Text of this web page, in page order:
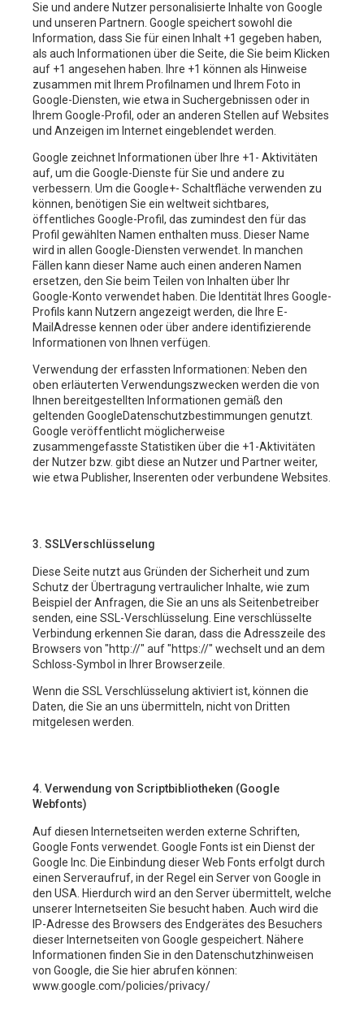
Sie und andere Nutzer personalisierte Inhalte von Google
und unseren Partnern. Google speichert sowohl die
Information, dass Sie für einen Inhalt +1 gegeben haben,
als auch Informationen über die Seite, die Sie beim Klicken
auf +1 angesehen haben. Ihre +1 können als Hinweise
zusammen mit Ihrem Profilnamen und Ihrem Foto in
Google-Diensten, wie etwa in Suchergebnissen oder in
Ihrem Google-Profil, oder an anderen Stellen auf Websites
und Anzeigen im Internet eingeblendet werden.
Google zeichnet Informationen über Ihre +1- Aktivitäten
auf, um die Google-Dienste für Sie und andere zu
verbessern. Um die Google+- Schaltfläche verwenden zu
können, benötigen Sie ein weltweit sichtbares,
öffentliches Google-Profil, das zumindest den für das
Profil gewählten Namen enthalten muss. Dieser Name
wird in allen Google-Diensten verwendet. In manchen
Fällen kann dieser Name auch einen anderen Namen
ersetzen, den Sie beim Teilen von Inhalten über Ihr
Google-Konto verwendet haben. Die Identität Ihres Google-
Profils kann Nutzern angezeigt werden, die Ihre E-
MailAdresse kennen oder über andere identifizierende
Informationen von Ihnen verfügen.
Verwendung der erfassten Informationen: Neben den
oben erläuterten Verwendungszwecken werden die von
Ihnen bereitgestellten Informationen gemäß den
geltenden GoogleDatenschutzbestimmungen genutzt.
Google veröffentlicht möglicherweise
zusammengefasste Statistiken über die +1-Aktivitäten
der Nutzer bzw. gibt diese an Nutzer und Partner weiter,
wie etwa Publisher, Inserenten oder verbundene Websites.
3. SSLVerschlüsselung
Diese Seite nutzt aus Gründen der Sicherheit und zum
Schutz der Übertragung vertraulicher Inhalte, wie zum
Beispiel der Anfragen, die Sie an uns als Seitenbetreiber
senden, eine SSL-Verschlüsselung. Eine verschlüsselte
Verbindung erkennen Sie daran, dass die Adresszeile des
Browsers von "http://" auf "https://" wechselt und an dem
Schloss-Symbol in Ihrer Browserzeile.
Wenn die SSL Verschlüsselung aktiviert ist, können die
Daten, die Sie an uns übermitteln, nicht von Dritten
mitgelesen werden.
4. Verwendung von Scriptbibliotheken (Google
Webfonts)
Auf diesen Internetseiten werden externe Schriften,
Google Fonts verwendet. Google Fonts ist ein Dienst der
Google Inc. Die Einbindung dieser Web Fonts erfolgt durch
einen Serveraufruf, in der Regel ein Server von Google in
den USA. Hierdurch wird an den Server übermittelt, welche
unserer Internetseiten Sie besucht haben. Auch wird die
IP-Adresse des Browsers des Endgerätes des Besuchers
dieser Internetseiten von Google gespeichert. Nähere
Informationen finden Sie in den Datenschutzhinweisen
von Google, die Sie hier abrufen können:
www.google.com/policies/privacy/